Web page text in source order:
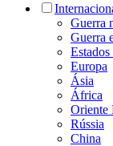
Guerra
Guerra
Europa
Ásia
África
Oriente
Rússia
China